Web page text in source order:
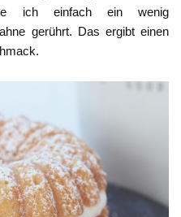
ich einfach ein wenig
gerührt. Das ergibt einen